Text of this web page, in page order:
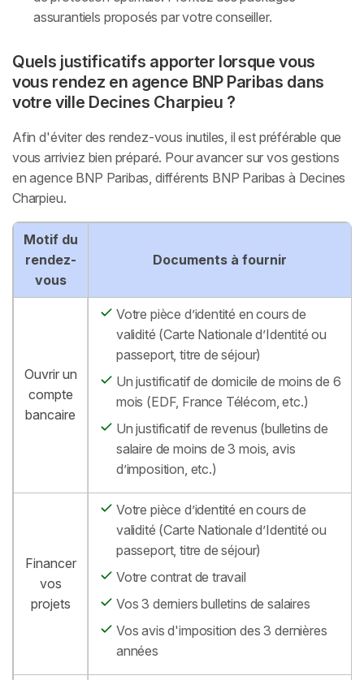
assurantiels proposés par votre conseiller.
Quels justificatifs apporter lorsque vous
vous rendez en agence BNP Paribas dans
votre ville Decines Charpieu ?
Afin d'éviter des rendez-vous inutiles, il est préférable que
vous arriviez bien préparé. Pour avancer sur vos gestions
en agence BNP Paribas, différents BNP Paribas à Decines
Charpieu.
Motif du
rendez-
vous
Documents à fournir
Ouvrir un
compte
bancaire
Votre pièce d’identité en cours de
validité (Carte Nationale d’Identité ou
passeport, titre de séjour)
Un justificatif de domicile de moins de 6
mois (EDF, France Télécom, etc.)
Un justificatif de revenus (bulletins de
salaire de moins de 3 mois, avis
d’imposition, etc.)
Financer
vos
projets
Votre pièce d’identité en cours de
validité (Carte Nationale d’Identité ou
passeport, titre de séjour)
Votre contrat de travail
Vos 3 derniers bulletins de salaires
Vos avis d'imposition des 3 dernières
années